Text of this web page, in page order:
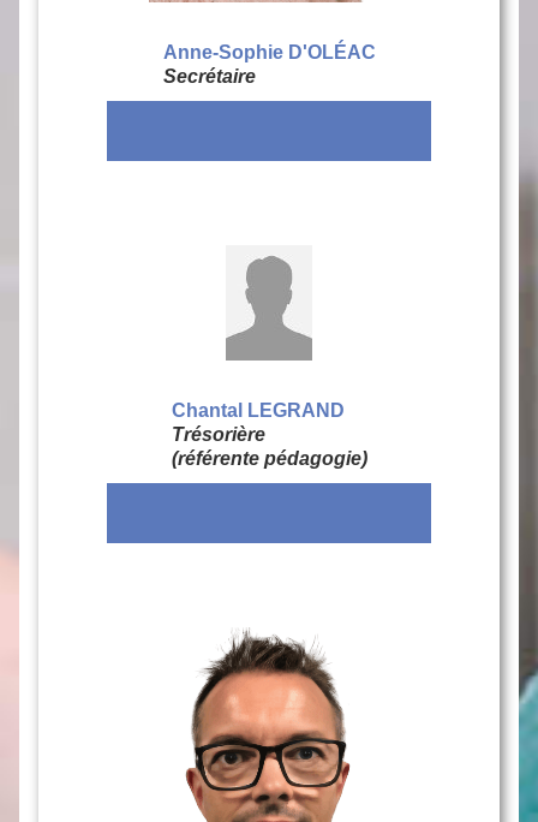
Anne-Sophie D'OLÉAC
Secrétaire
Chantal LEGRAND
Trésorière
(référente pédagogie)